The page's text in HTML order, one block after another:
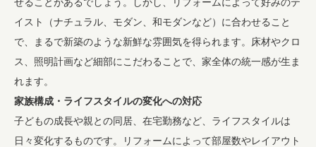
イスト（ナチュラル、モダン、和モダンなど）に合わせること
で、まるで新築のような新鮮な雰囲気を得られます。床材やクロ
ス、照明計画など細部にこだわることで、家全体の統一感が生ま
れます。
家族構成・ライフスタイルの変化への対応
子どもの成長や親との同居、在宅勤務など、ライフスタイルは
日々変化するものです。リフォームによって部屋数やレイアウト